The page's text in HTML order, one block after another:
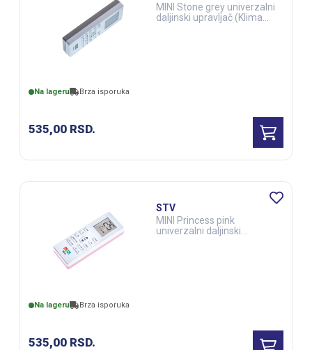
Na lageru Brza isporuka
535,00 RSD.
MINI Stone grey univerzalni
daljinski upravljač (Klima
Na lageru Brza isporuka
535,00 RSD.
STV
MINI Princess pink
univerzalni daljinski